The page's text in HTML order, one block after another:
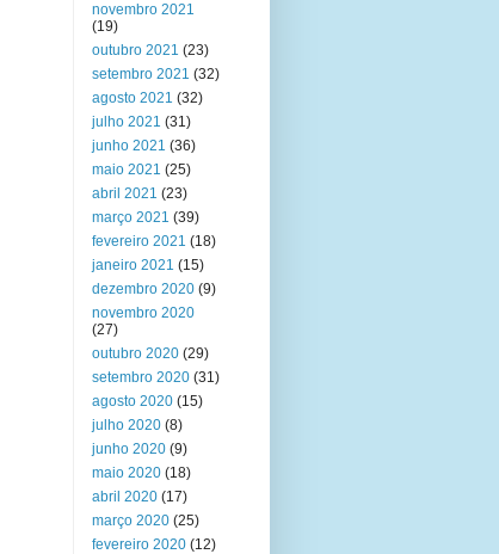
novembro 2021
(19)
outubro 2021 (23)
setembro 2021 (32)
agosto 2021 (32)
julho 2021 (31)
junho 2021 (36)
maio 2021 (25)
abril 2021 (23)
março 2021 (39)
fevereiro 2021 (18)
janeiro 2021 (15)
dezembro 2020 (9)
novembro 2020
(27)
outubro 2020 (29)
setembro 2020 (31)
agosto 2020 (15)
julho 2020 (8)
junho 2020 (9)
maio 2020 (18)
abril 2020 (17)
março 2020 (25)
fevereiro 2020 (12)